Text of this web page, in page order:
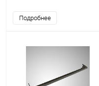
Подробнее